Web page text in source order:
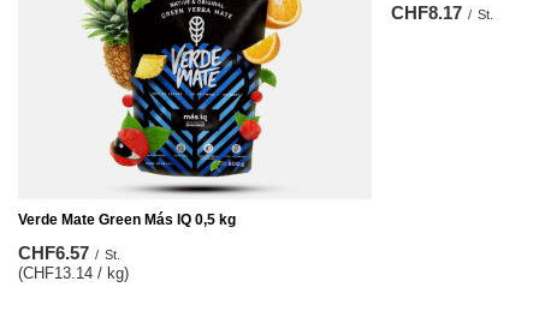
Verde Mate Green Más IQ 0,5 kg
CHF6.57 / St.
(CHF13.14 / kg)
CHF8.17 / St.